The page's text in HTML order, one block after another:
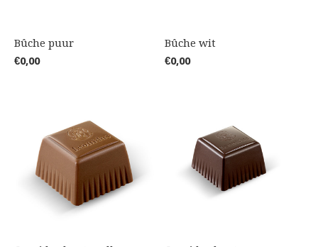
Bûche puur
€0,00
Bûche wit
€0,00